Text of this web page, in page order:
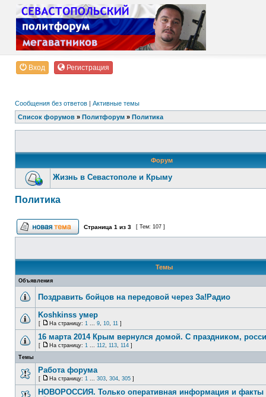
Вход Регистрация
Сообщения без ответов | Активные темы
Список форумов » Политфорум » Политика
Форум
Жизнь в Севастополе и Крыму
Политика
Страница 1 из 3 [ Тем: 107 ]
Темы
Объявления
Поздравить бойцов на передовой через За!Радио
Koshkinss умер
[ На страницу: 1 ... 9, 10, 11 ]
16 марта 2014 Крым вернулся домой. С праздником,
[ На страницу: 1 ... 112, 113, 114 ]
Темы
Работа форума
[ На страницу: 1 ... 303, 304, 305 ]
НОВОРОССИЯ. Только оперативная информация и факты